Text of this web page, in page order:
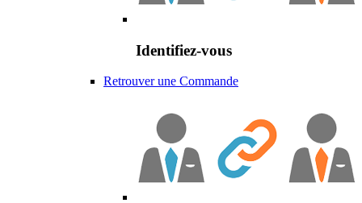
Identifiez-vous
Retrouver une Commande